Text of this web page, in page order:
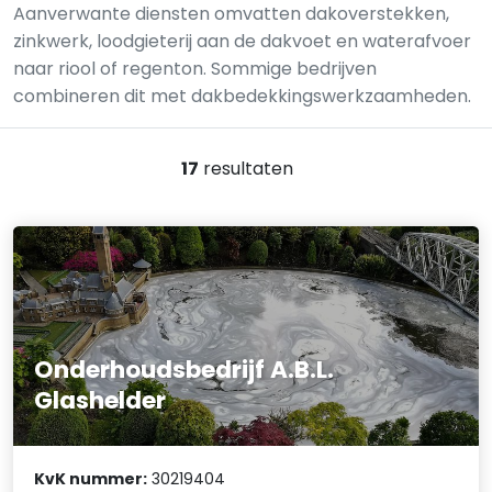
Aanverwante diensten omvatten dakoverstekken,
zinkwerk, loodgieterij aan de dakvoet en waterafvoer
naar riool of regenton. Sommige bedrijven
combineren dit met dakbedekkingswerkzaamheden.
17 resultaten
Onderhoudsbedrijf A.B.L.
Glashelder
KvK nummer: 30219404